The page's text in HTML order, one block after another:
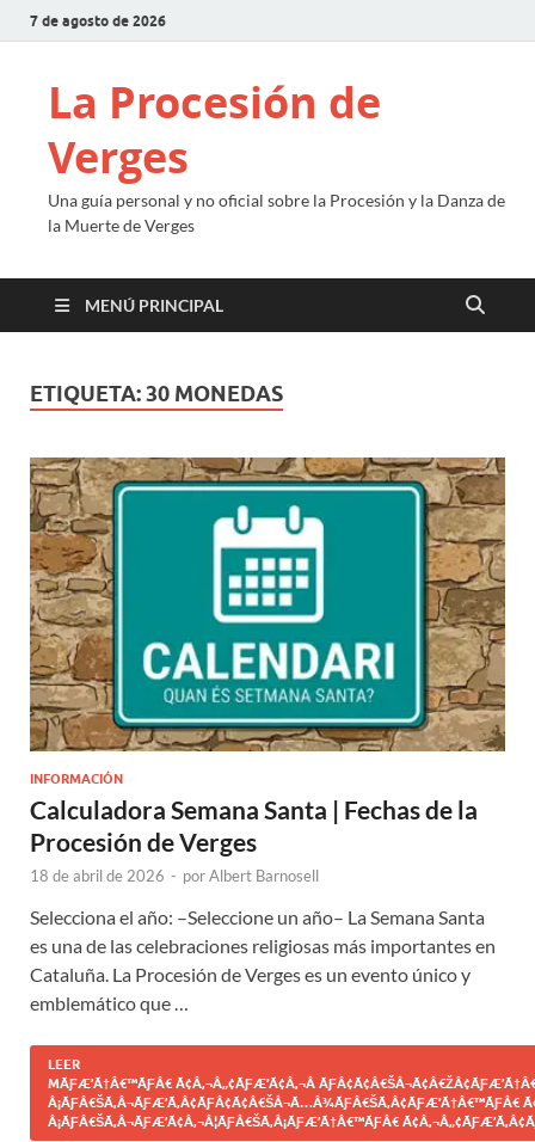
7 de agosto de 2026
La Procesión de
Verges
Una guía personal y no oficial sobre la Procesión y la Danza de
la Muerte de Verges
MENÚ PRINCIPAL
ETIQUETA:30 MONEDAS
INFORMACIÓN
Calculadora Semana Santa | Fechas de la
Procesión de Verges
18 de abril de 2026 - porAlbert Barnosell
Selecciona el año: –Seleccione un año– La Semana Santa
es una de las celebraciones religiosas más importantes en
Cataluña. La Procesión de Verges es un evento único y
emblemático que …
LEER
MÃƑÆ’Ã†Â€™ÃƑÂ€ Ã¢Â‚¬Â„¢ÃƑÆ’Ã¢Â‚¬Â
Â¡ÃƑÂ€ŠÃ‚Â¬ÃƑÆ’Ã‚Â¢ÃƑÂ¢Ã¢Â€ŠÂ¬Ã…Â¾ÃƑÂ€ŠÃ‚Â¢ÃƑÆ’Ã†Â€™ÃƑÂ€
Â¡ÃƑÂ€ŠÃ‚Â¬ÃƑÆ’Ã¢Â‚¬Â¦ÃƑÂ€ŠÃ‚Â¡ÃƑÆ’Ã†Â€™ÃƑÂ€